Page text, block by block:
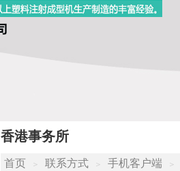
香港事务所
首页 ＞ 联系方式 ＞ 手机客户端 ＞